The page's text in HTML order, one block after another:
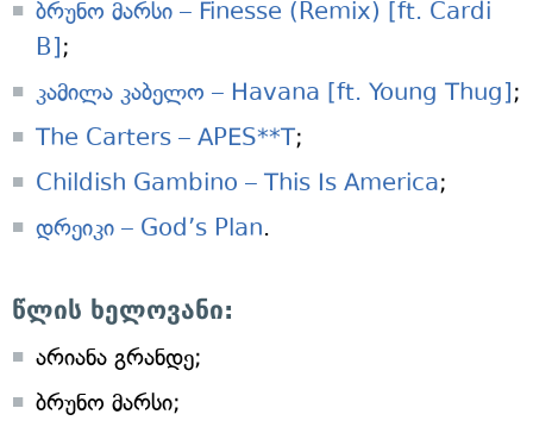
ბრუნო მარსი – Finesse (Remix) [ft. Cardi
B] ;
კამილა კაბელო – Havana [ft. Young Thug] ;
The Carters – APES**T;
Childish Gambino – This Is America;
დრეიკი – God’s Plan.
წლის ხელოვანი:
არიანა გრანდე;
ბრუნო მარსი;